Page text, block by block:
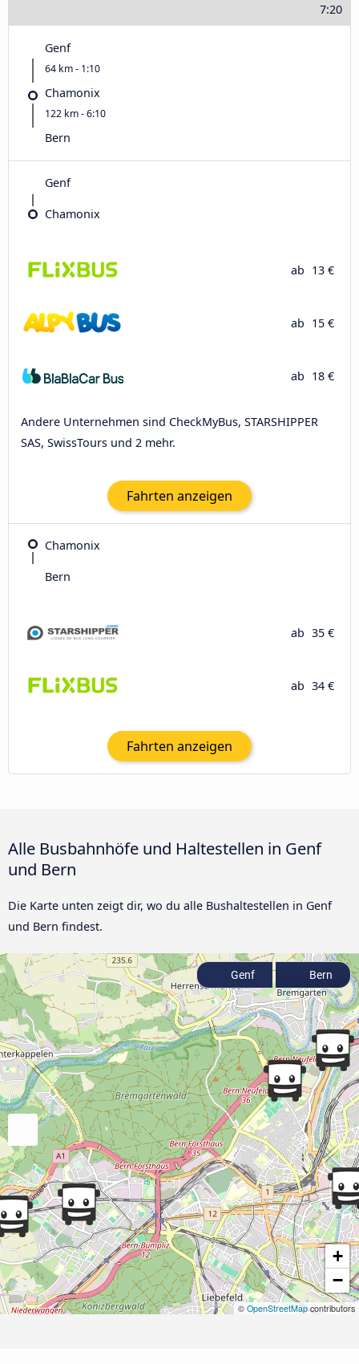
7:20
Genf
64 km - 1:10
Chamonix
122 km - 6:10
Bern
Genf
Chamonix
ab 13 €
ab 15 €
ab 18 €
Andere Unternehmen sind CheckMyBus, STARSHIPPER
SAS, SwissTours und 2 mehr.
Fahrten anzeigen
Chamonix
Bern
ab 35 €
ab 34 €
Fahrten anzeigen
Alle Busbahnhöfe und Haltestellen in Genf
und Bern
Die Karte unten zeigt dir, wo du alle Bushaltestellen in Genf
und Bern findest.
+
−
© OpenStreetMapcontributors
Genf Bern